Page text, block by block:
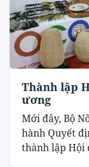
Thành lập
ương
Mới đây, Bộ
hành Quyết
thành lập Hội